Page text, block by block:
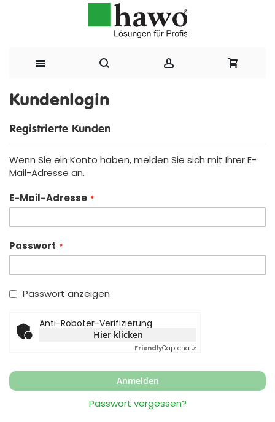
Inhalt
Kundenlogin
Registrierte Kunden
Wenn Sie ein Konto haben, melden Sie sich mit Ihrer E-
Mail-Adresse an.
E-Mail-Adresse
Passwort
Passwort anzeigen
Anti-Roboter-Verifizierung
Hier klicken
FriendlyCaptcha ⇗
Anmelden
Passwort vergessen?